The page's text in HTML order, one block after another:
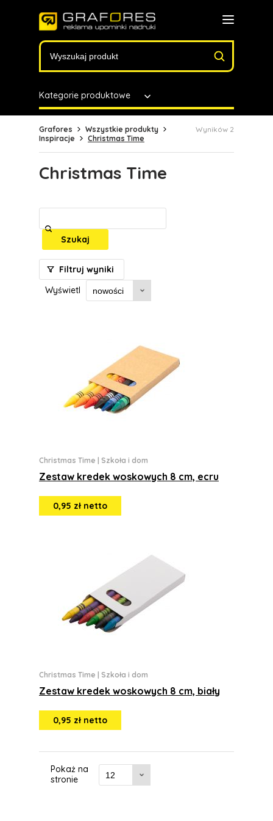
Kategorie produktowe
Grafores
Wszystkie produkty
Inspiracje
Christmas Time
Wyników 2
Christmas Time
Szukaj
Filtruj wyniki
Wyświetl
Christmas Time Szkoła i dom
Zestaw kredek woskowych 8 cm, ecru
0,95 zł netto
Christmas Time Szkoła i dom
Zestaw kredek woskowych 8 cm, biały
0,95 zł netto
Pokaż na
stronie